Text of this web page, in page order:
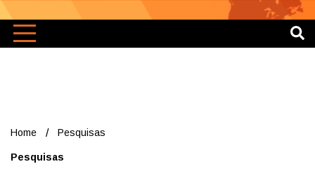
Home Pesquisas
Pesquisas